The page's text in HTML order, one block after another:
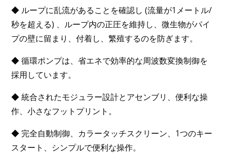
◆ ループに乱流があることを確認し (流量が1メートル/
秒を超える) 、ループ内の正圧を維持し、微生物がパイ
プの壁に留まり、付着し、繁殖するのを防ぎます。
◆ 循環ポンプは、省エネで効率的な周波数変換制御を
採用しています。
◆ 統合されたモジュラー設計とアセンブリ、便利な操
作、小さなフットプリント。
◆ 完全自動制御、カラータッチスクリーン、1つのキー
スタート、シンプルで便利な操作。